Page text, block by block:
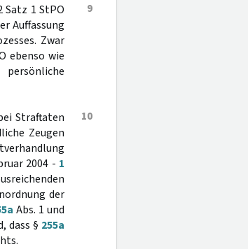
9
Satz 1 StPO
Auffassung
Zwar
ebenso wie
10
Straftaten
Zeugen
2004 - 1
der
Abs. 1 und
dass § 255a